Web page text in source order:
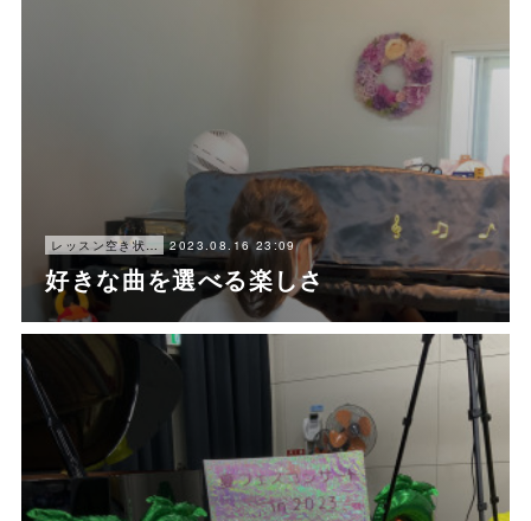
レッスン空き状況 2023.08.16 23:09
好きな曲を選べる楽しさ